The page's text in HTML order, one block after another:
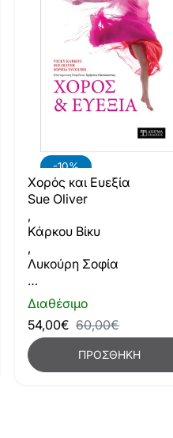
-10%
Διαθέσιμο
Χορός και Ευεξία
Sue Oliver
,
Κάρκου Βίκυ
,
Λυκούρη Σοφία
…
54,00€ 60,00€
ΠΡΟΣΘΉΚΗ